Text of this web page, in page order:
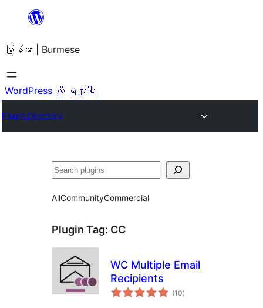
အကြောင်းအရာ
ကျော်သွား
ရန်
မြန်မာ | Burmese
WordPress ကို ရယူပါ
Plugin Directory
ရှာ
AllCommunityCommercial
Plugin Tag: CC
WC Multiple Email
Recipients
(10total
ratings
)